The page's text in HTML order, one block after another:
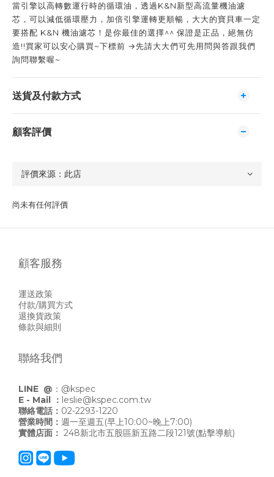
當引擎以高轉數運行時的循環油，透過K&N新型高流量機油濾
芯，可以減低循環壓力，加倍引擎運轉更順暢，大大的寶貝車一定
要搭配 K&N 機油濾芯！是你最佳的選擇^^ 保證是正品，絕無仿
造!!買家可以安心購買~下標前 →先請大大們可先用問與答跟我們
詢問聯繫喔~
送貨及付款方式
顧客評價
尚未有任何評價
顧客服務
運送政策
付款/購買方式
退換貨政策
條款與細則
聯絡我們
LINE @ ： @kspec
E - Mail ： leslie@kspec.com.tw
聯絡電話： 02-2293-1220
營業時間： 週一至週五(早上10:00~晚上7:00)
實體店面： 248新北市五股區新五路二段121號(點擊導航)